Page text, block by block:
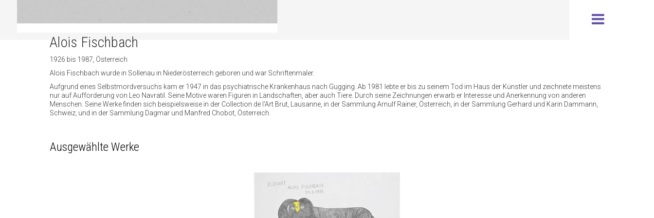
Alois Fischbach
1926 bis 1987, Österreich
Alois Fischbach wurde in Sollenau in Niederösterreich geboren und war Schriftenmaler.
Aufgrund eines Selbstmordversuchs kam er 1947 in das psychiatrische Krankenhaus nach Gugging. Ab 1981 lebte er bis zu seinem Tod im Haus der Künstler und zeichnete meistens
nur auf Aufforderung von Leo Navratil. Seine Motive waren Figuren in Landschaften, aber auch Tiere. Durch seine Zeichnungen erwarb er Interesse und Anerkennung von anderen
Menschen. Seine Werke finden sich beispielsweise in der Collection de l‘Art Brut, Lausanne, in der Sammlung Arnulf Rainer, Österreich, in der Sammlung Gerhard und Karin Dammann,
Schweiz, und in der Sammlung Dagmar und Manfred Chobot, Österreich.
Ausgewählte Werke